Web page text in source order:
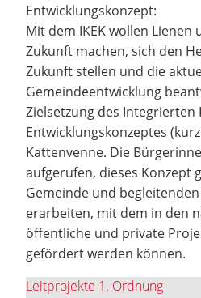
Entwicklungskonzept:
Mit dem IKEK wollen Lienen
Zukunft machen, sich den
Zukunft stellen und die
Gemeindeentwicklung
Zielsetzung des Integrierten
Entwicklungskonzeptes
Kattenvenne. Die
aufgerufen, dieses Konzept
Gemeinde und
erarbeiten, mit dem in den
öffentliche und private
gefördert werden können.
Leitprojekte 1. Ordnung